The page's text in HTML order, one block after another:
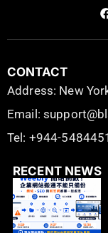
CONTACT
Address: New
Email:
Tel: +944-
RECENT NEWS